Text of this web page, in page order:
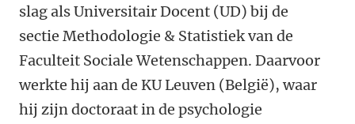
slag als Universitair Docent (UD) bij de
sectie Methodologie & Statistiek van de
Faculteit Sociale Wetenschappen. Daarvoor
werkte hij aan de KU Leuven (België), waar
hij zijn doctoraat in de psychologie